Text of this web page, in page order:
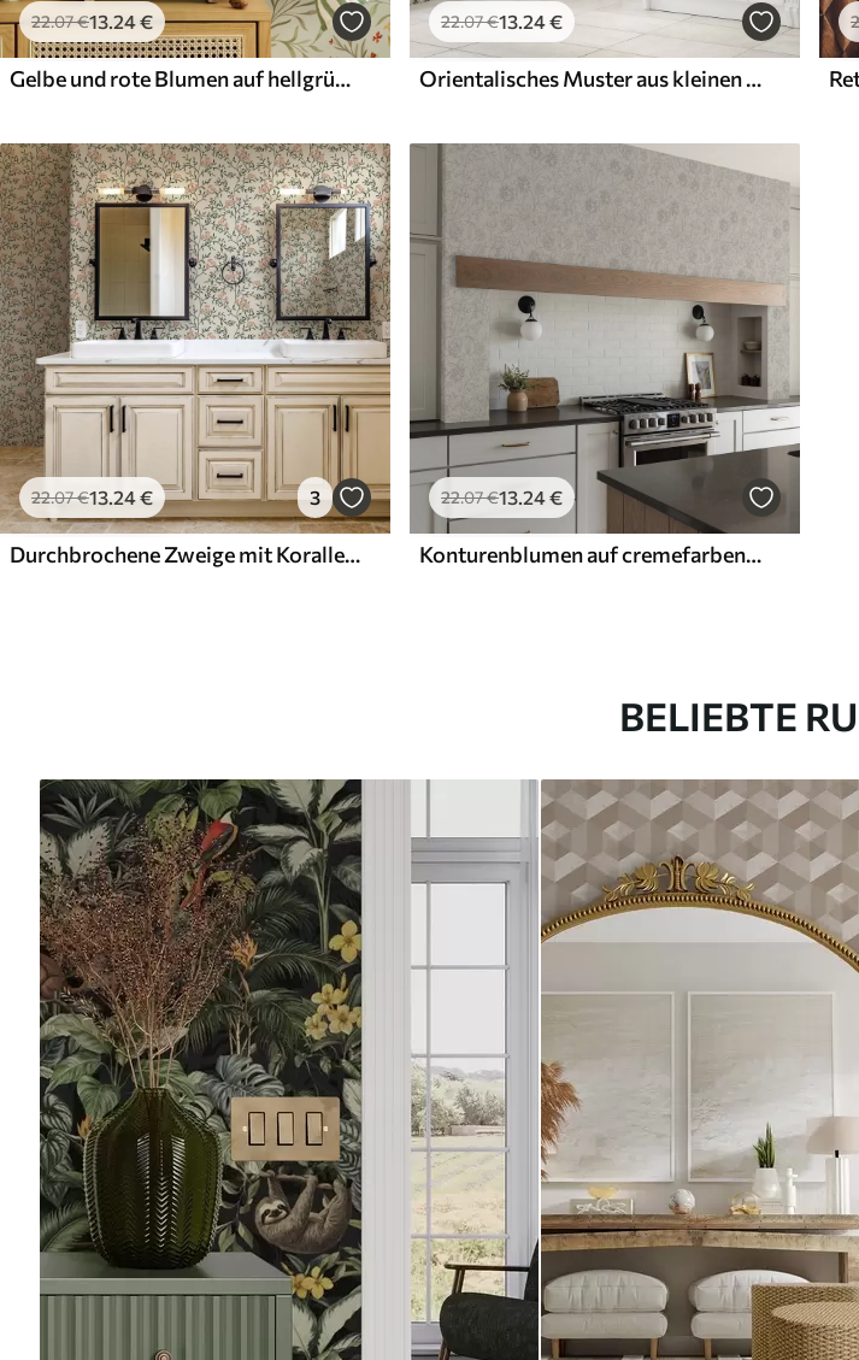
22.07€13.24€
Gelbe und rote Blumen auf hellgrünem Hintergrund
22.07€13.24€
Orientalisches Muster aus kleinen Fliesen in einer Blau-Sand-Farbpalette
22.07€13.24€ 3
Durchbrochene Zweige mit Korallenblüten, florales Muster
22.07€13.24€
Konturenblumen auf cremefarbenem Hintergrund, zartes Blumenmuster
BELIEBTE